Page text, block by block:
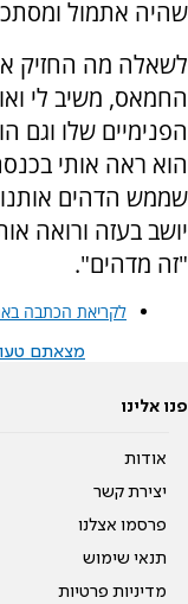
שהיה אתמול
לשאלה מה החזיק
החמאס, משיב לי
הפנימיים שלו וגם
הוא ראה אותי
שממש הדהים
יושב בעזה ורואה
"זה מדהים".
לקריאת הכתבה
מצאתם
פנו אלינו
אודות
יצירת קשר
פרסמו אצלנו
תנאי שימוש
מדיניות פרטיות